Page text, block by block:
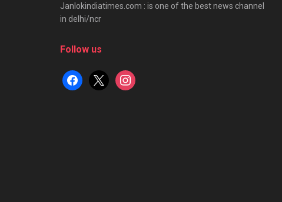
Janlokindiatimes.com : is one of the best news channel
in delhi/ncr
Follow us
facebook
x instagram